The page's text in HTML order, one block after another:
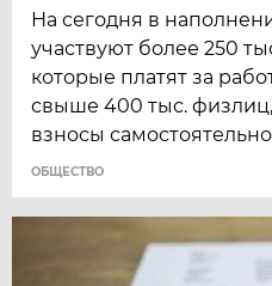
На сегодня в
участвуют более 250
которые платят за
свыше 400 тыс.
взносы
ОБЩЕСТВО